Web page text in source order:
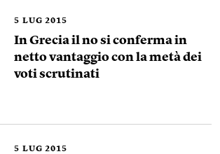
5 LUG 2015
In Grecia il no si conferma in
netto vantaggio con la metà dei
voti scrutinati
5 LUG 2015